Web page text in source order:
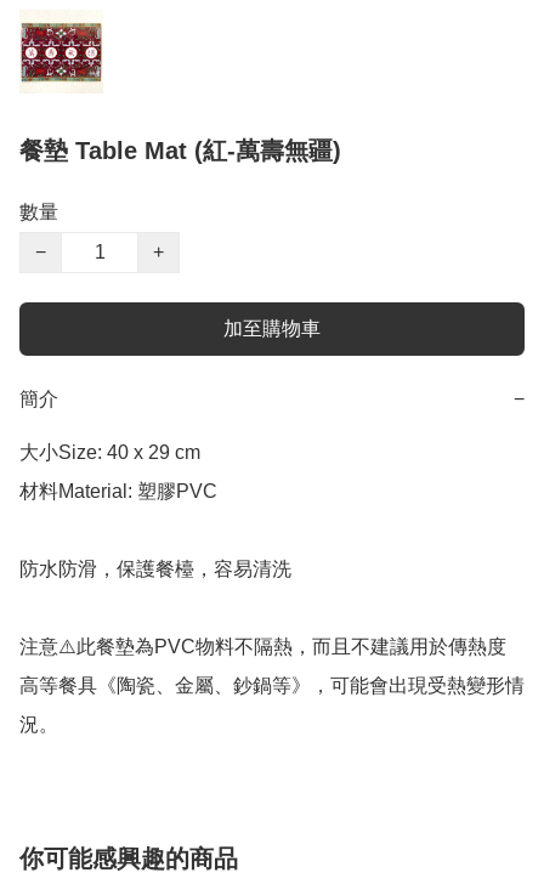
餐墊 Table Mat (紅-萬壽無疆)
數量
−
+
加至購物車
簡介 −
大小Size: 40 x 29 cm
材料Material: 塑膠PVC
防水防滑，保護餐檯，容易清洗
注意⚠️此餐墊為PVC物料不隔熱，而且不建議用於傳熱度
高等餐具《陶瓷、金屬、鈔鍋等》，可能會出現受熱變形情
況。
你可能感興趣的商品